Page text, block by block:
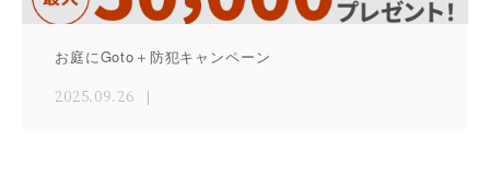
お庭にGoto＋防犯キャンペーン
2025.09.26